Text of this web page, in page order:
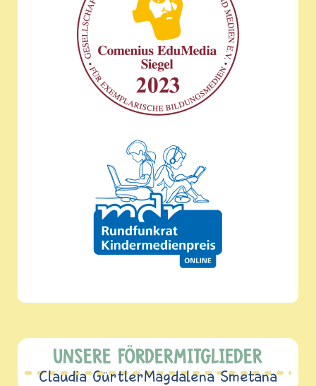
UNSERE FÖRDERMITGLIEDER
Claudia GürtlerMagdalena Smetana